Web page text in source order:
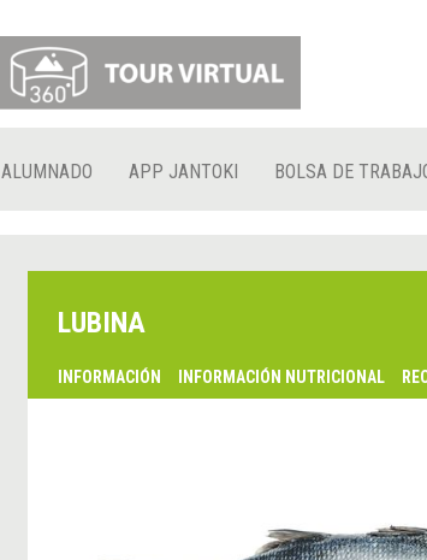
ALUMNADO APP JANTOKI BOLSA DE
LUBINA
INFORMACIÓN INFORMACIÓN NUTRICIONAL